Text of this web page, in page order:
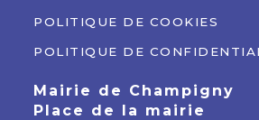
POLITIQUE DE COOKIES
POLITIQUE DE
Mairie de Champigny
Place de la mairie